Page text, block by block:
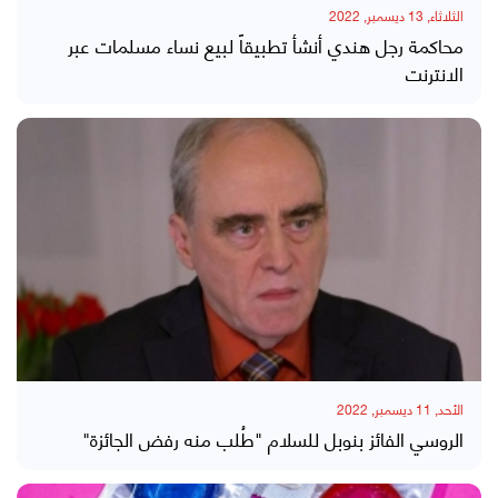
الثلاثاء, 13 ديسمبر, 2022
محاكمة رجل هندي أنشأ تطبيقاً لبيع نساء مسلمات عبر
الانترنت
الأحد, 11 ديسمبر, 2022
الروسي الفائز بنوبل للسلام "طُلب منه رفض الجائزة"